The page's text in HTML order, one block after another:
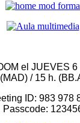
el JUEVES
/ 15 h.
ID: 983 978
Passcode: